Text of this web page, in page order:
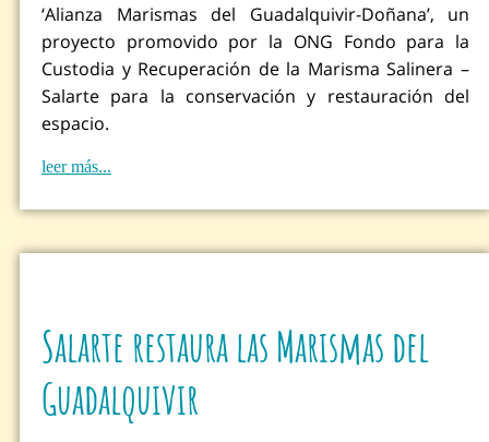
‘Alianza Marismas del Guadalquivir-Doñana’, un
proyecto promovido por la ONG Fondo para la
Custodia y Recuperación de la Marisma Salinera –
Salarte para la conservación y restauración del
espacio.
leer más...
Salarte restaura las Marismas del
Guadalquivir